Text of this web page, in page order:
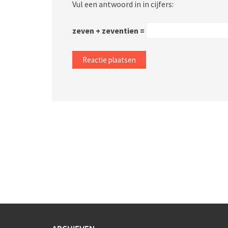
Vul een antwoord in in cijfers:
zeven + zeventien =